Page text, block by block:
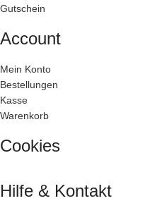
Gutschein
Account
Mein Konto
Bestellungen
Kasse
Warenkorb
Cookies
Hilfe & Kontakt